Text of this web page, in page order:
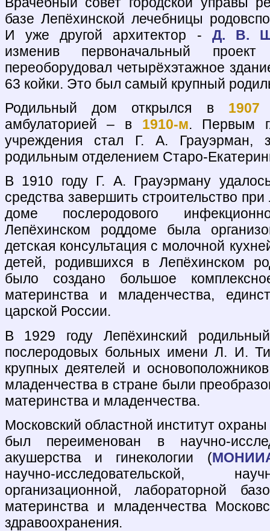
базе Лепёхинской лечебницы
И уже другой архитектор - Д. В.
изменив первоначальный
переоборудовал четырёхэтажное
63 койки. Это был самый крупный
Родильный дом открылся в 1907
амбулаторией – в 1910-м. Первым
учреждения стал Г. А. Грауэрман,
родильным отделением Старо-
В 1910 году Г. А. Грауэрману
средства завершить строительство
доме послеродового
Лепёхинском роддоме была
детская консультация с молочной
детей, родившихся в Лепёхинском
было создано большое
материнства и младенчества,
царской России.
В 1929 году Лепёхинский
послеродовых больных имени Л. И.
крупных деятелей и
младенчества в стране были
материнства и младенчества.
Московский областной институт
был переименован в научно-
акушерства и гинекологии (
научно-исследовательской,
организационной, лабораторной
материнства и младенчества
здравоохранения.